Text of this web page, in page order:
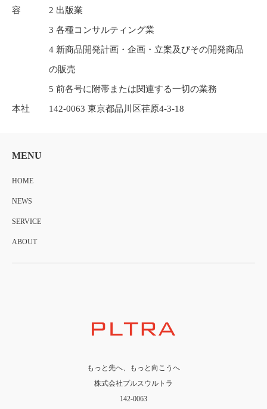
容 2 出版業
3 各種コンサルティング業
4 新商品開発計画・企画・立案及びその開発商品
の販売
5 前各号に附帯または関連する一切の業務
本社 142-0063 東京都品川区荏原4-3-18
MENU
HOME
NEWS
SERVICE
ABOUT
もっと先へ、もっと向こうへ
株式会社プルスウルトラ
142-0063